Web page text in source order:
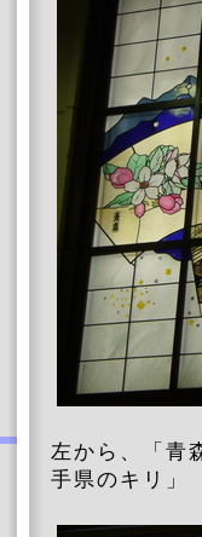
左から、「青
手県のキリ」